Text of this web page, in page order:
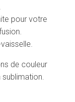
pour votre
de couleur